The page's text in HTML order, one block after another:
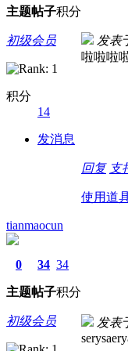
主题帖子积分
初级会员
积分
14
发消息
发表
啦啦啦
回复 支
使用道
tianmaocun
0
主题
34
帖子
34
积分
初级会员 发表